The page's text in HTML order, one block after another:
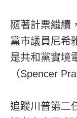
隨著計票繼續
黨市議員尼希
是共和黨實境
（Spencer
追蹤川普第二